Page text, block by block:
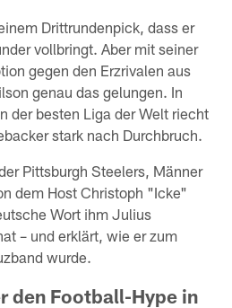
Drittrundenpick, dass er
vollbringt. Aber mit seiner
gegen den Erzrivalen aus
genau das gelungen. In
der besten Liga der Welt riecht
stark nach Durchbruch.
Pittsburgh Steelers, Männer
dem Host Christoph "Icke"
Wort ihm Julius
– und erklärt, wie er zum
wurde.
den Football-Hype in